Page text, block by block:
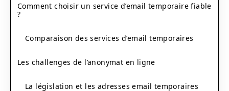
Comment choisir un service d’email temporaire fiable
?
Comparaison des services d’email temporaires
Les challenges de l’anonymat en ligne
La législation et les adresses email temporaires